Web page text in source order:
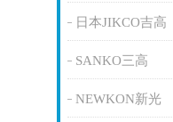
日本JIKCO吉高
SANKO三高
NEWKON新光